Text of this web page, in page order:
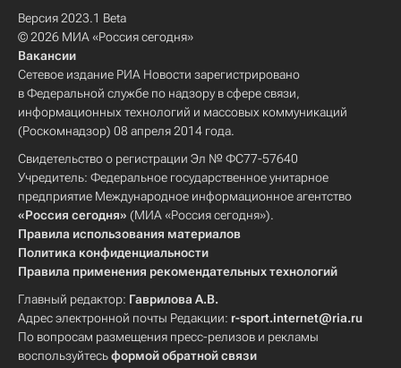
Версия 2023.1 Beta
© 2026 МИА «Россия сегодня»
Вакансии
Сетевое издание РИА Новости зарегистрировано
в Федеральной службе по надзору в сфере связи,
информационных технологий и массовых коммуникаций
(Роскомнадзор) 08 апреля 2014 года.
Свидетельство о регистрации Эл № ФС77-57640
Учредитель: Федеральное государственное унитарное
предприятие Международное информационное агентство
«Россия сегодня» (МИА «Россия сегодня»).
Правила использования материалов
Политика конфиденциальности
Правила применения рекомендательных технологий
Главный редактор: Гаврилова А.В.
Адрес электронной почты Редакции: r-sport.internet@ria.ru
По вопросам размещения пресс-релизов и рекламы
воспользуйтесьформой обратной связи